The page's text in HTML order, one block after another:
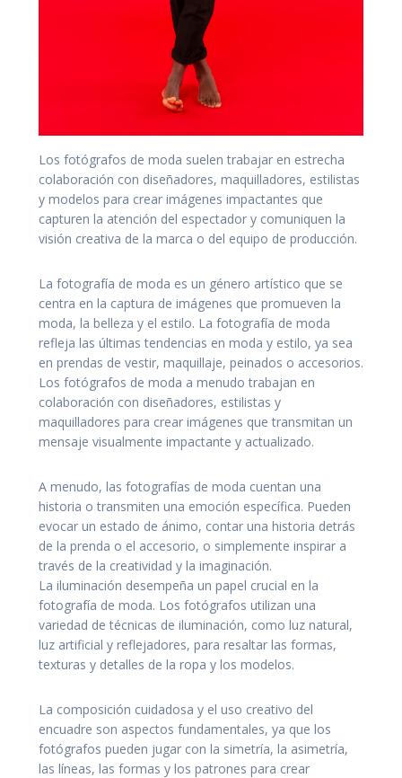
Los fotógrafos de moda suelen trabajar en estrecha
colaboración con diseñadores, maquilladores, estilistas
y modelos para crear imágenes impactantes que
capturen la atención del espectador y comuniquen la
visión creativa de la marca o del equipo de producción.
La fotografía de moda es un género artístico que se
centra en la captura de imágenes que promueven la
moda, la belleza y el estilo. La fotografía de moda
refleja las últimas tendencias en moda y estilo, ya sea
en prendas de vestir, maquillaje, peinados o accesorios.
Los fotógrafos de moda a menudo trabajan en
colaboración con diseñadores, estilistas y
maquilladores para crear imágenes que transmitan un
mensaje visualmente impactante y actualizado.
A menudo, las fotografías de moda cuentan una
historia o transmiten una emoción específica. Pueden
evocar un estado de ánimo, contar una historia detrás
de la prenda o el accesorio, o simplemente inspirar a
través de la creatividad y la imaginación.
La iluminación desempeña un papel crucial en la
fotografía de moda. Los fotógrafos utilizan una
variedad de técnicas de iluminación, como luz natural,
luz artificial y reflejadores, para resaltar las formas,
texturas y detalles de la ropa y los modelos.
La composición cuidadosa y el uso creativo del
encuadre son aspectos fundamentales, ya que los
fotógrafos pueden jugar con la simetría, la asimetría,
las líneas, las formas y los patrones para crear